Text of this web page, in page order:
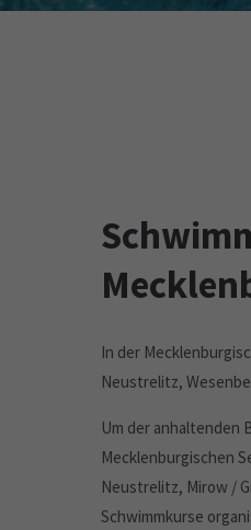
In der
Neustrelitz,
Um der anhaltenden
Mecklenburgischen
Neustrelitz, Mirow /
Schwimmkurse